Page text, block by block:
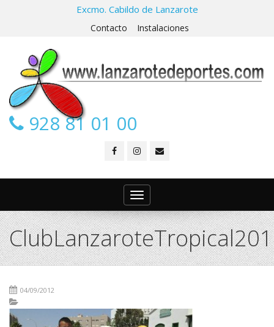
Excmo. Cabildo de Lanzarote
Contacto Instalaciones
928 81 01 00
Toggle
navigation
04/09/2012